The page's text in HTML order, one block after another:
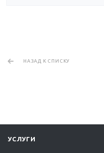
НАЗАД К СПИСКУ
УСЛУГИ